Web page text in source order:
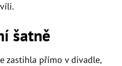
šatně
zastihla přímo v divadle,